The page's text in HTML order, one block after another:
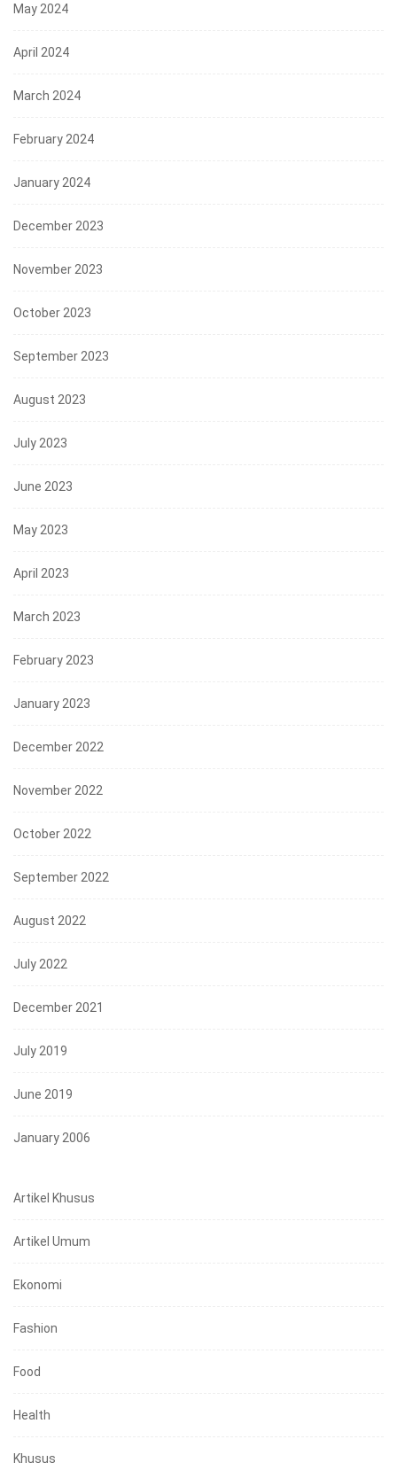
May 2024
April 2024
March 2024
February 2024
January 2024
December 2023
November 2023
October 2023
September 2023
August 2023
July 2023
June 2023
May 2023
April 2023
March 2023
February 2023
January 2023
December 2022
November 2022
October 2022
September 2022
August 2022
July 2022
December 2021
July 2019
June 2019
January 2006
Artikel Khusus
Artikel Umum
Ekonomi
Fashion
Food
Health
Khusus